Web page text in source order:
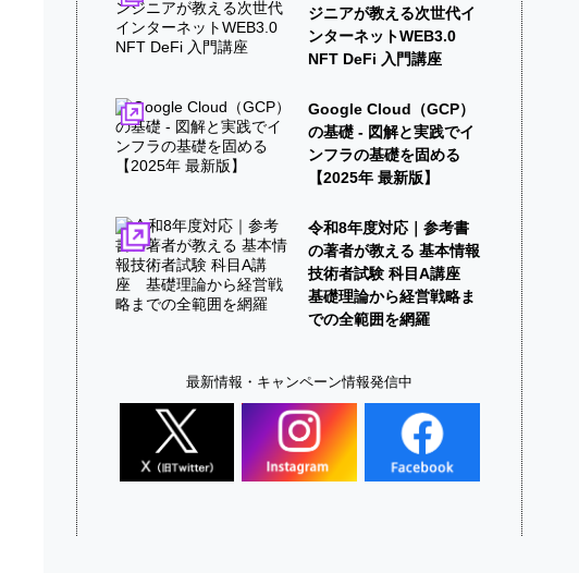
ジニアが教える次世代イ
ンターネットWEB3.0
NFT DeFi 入門講座
Google Cloud（GCP）
の基礎 - 図解と実践でイ
ンフラの基礎を固める
【2025年 最新版】
令和8年度対応｜参考書
の著者が教える 基本情報
技術者試験 科目A講座
基礎理論から経営戦略ま
での全範囲を網羅
最新情報・キャンペーン情報発信中